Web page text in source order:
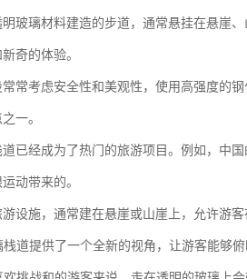
玻璃材料建造的步道，通常悬挂在悬崖
奇的体验。
常考虑安全性和美观性，使用高强度的
一。
已经成为了热门的旅游项目。例如，中
动带来的。
设施，通常建在悬崖或山崖上，允许游
道提供了一个全新的视角，让游客能够